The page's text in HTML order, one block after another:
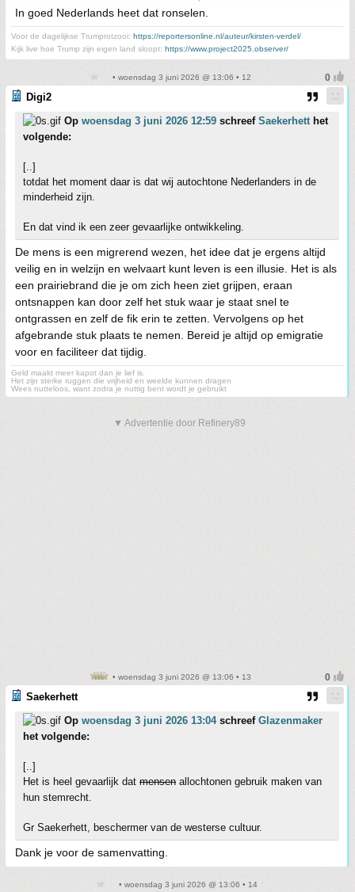
In goed Nederlands heet dat ronselen.
Voor de dagelijkse Trumprotzooi: https://reportersonline.nl/auteur/kirsten-verdel/
Kijk live hoe Trump zijn eigen land sloopt: https://www.project2025.observer/
• woensdag 3 juni 2026 @ 13:06 • 12
Digi2
Op woensdag 3 juni 2026 12:59 schreef Saekerhett het
volgende:
[..]
totdat het moment daar is dat wij autochtone Nederlanders in de
minderheid zijn.
En dat vind ik een zeer gevaarlijke ontwikkeling.
De mens is een migrerend wezen, het idee dat je ergens altijd
veilig en in welzijn en welvaart kunt leven is een illusie. Het is als
een prairiebrand die je om zich heen ziet grijpen, eraan
ontsnappen kan door zelf het stuk waar je staat snel te
ontgrassen en zelf de fik erin te zetten. Vervolgens op het
afgebrande stuk plaats te nemen. Bereid je altijd op emigratie
voor en faciliteer dat tijdig.
Geld maakt meer kapot dan je lief is.
Het zijn sterke ruggen die vrijheid en weelde kunnen dragen
Wees nutteloos, want zodra je nuttig bent wordt je gebruikt
▼ Advertentie door Refinery89
• woensdag 3 juni 2026 @ 13:06 • 13
Saekerhett
Op woensdag 3 juni 2026 13:04schreef Glazenmaker
het volgende:
[..]
Het is heel gevaarlijk dat mensen allochtonen gebruik maken van
hun stemrecht.
Gr Saekerhett, beschermer van de westerse cultuur.
Dank je voor de samenvatting.
• woensdag 3 juni 2026 @ 13:06 • 14